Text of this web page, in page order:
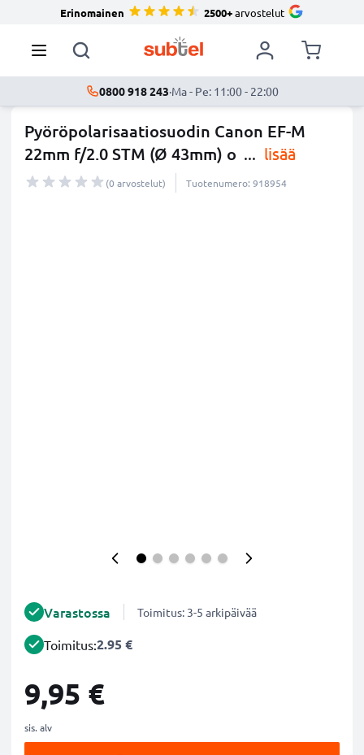
Erinomainen 2500+arvostelut
0800 918 243·Ma - Pe: 11:00 - 22:00
Pyöröpolarisaatiosuodin Canon EF-M
22mm f/2.0 STM (Ø 43mm) o ... lisää
(0 arvostelut) Tuotenumero: 918954
Varastossa Toimitus: 3-5 arkipäivää
Toimitus:2.95 €
9,95 €
sis. alv